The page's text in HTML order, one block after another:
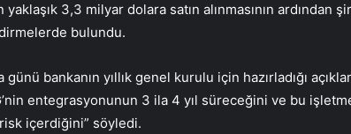
yaklaşık 3,3 milyar dolara satın alınmasının
bulundu.
günü bankanın yıllık genel kurulu için hazırladığı
entegrasyonunun 3 ila 4 yıl süreceğini ve bu
içerdiğini” söyledi.